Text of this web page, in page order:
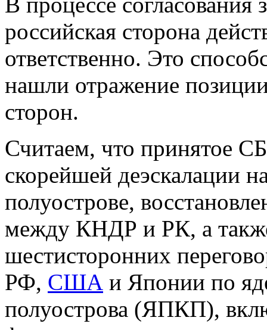
российская сторона
ответственно. Это
нашли отражение
сторон.
Считаем, что принятое
скорейшей деэскалации
полуострове,
между КНДР и РК, а
шестисторонних
РФ, США и Японии по
полуострова (ЯПКП),